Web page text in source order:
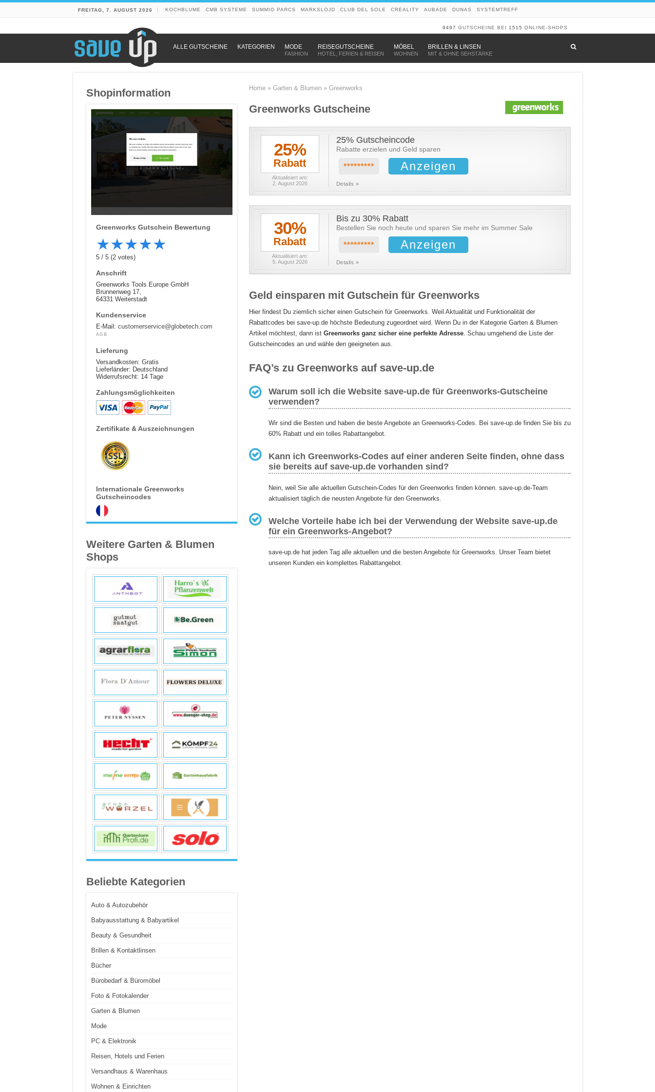
FREITAG, 7. AUGUST 2026 KOCHBLUME CMB SYSTEME SUMMIO PARCS MARKSLOJD CLUB DEL SOLE CREALITY AUBADE DUNAS SYSTEMTREFF
9497 GUTSCHEINE BEI 1515 ONLINE-SHOPS
ALLE GUTSCHEINE KATEGORIEN MODE–
FASHION
REISEGUTSCHEINE–
HOTEL, FERIEN & REISEN
MÖBEL –
WOHNEN
BRILLEN & LINSEN
MIT & OHNE SEHSTÄRKE
Home» Garten & Blumen» Greenworks
Greenworks Gutscheine
25%
Rabatt
Aktualisiert am:
2. August 2026
25% Gutscheincode
Rabatte erzielen und Geld sparen
********* Anzeigen
Details »
30%
Rabatt
Aktualisiert am:
5. August 2026
Bis zu 30% Rabatt
Bestellen Sie noch heute und sparen Sie mehr im Summer Sale
********* Anzeigen
Details »
Geld einsparen mit Gutschein für Greenworks
Hier findest Du ziemlich sicher einen Gutschein für Greenworks. Weil Aktualität und Funktionalität der
Rabattcodes bei save-up.de höchste Bedeutung zugeordnet wird. Wenn Du in der Kategorie Garten & Blumen
Artikel möchtest, dann ist Greenworks ganz sicher eine perfekte Adresse. Schau umgehend die Liste der
Gutscheincodes an und wähle den geeigneten aus.
FAQ’s zu Greenworks auf save-up.de
Warum soll ich die Website save-up.de für Greenworks-Gutscheine
verwenden?
Wir sind die Besten und haben die beste Angebote an Greenworks-Codes. Bei save-up.de finden Sie bis zu
60% Rabatt und ein tolles Rabattangebot.
Kann ich Greenworks-Codes auf einer anderen Seite finden, ohne dass
sie bereits auf save-up.de vorhanden sind?
Nein, weil Sie alle aktuellen Gutschein-Codes für den Greenworks finden können. save-up.de-Team
aktualisiert täglich die neusten Angebote für den Greenworks.
Welche Vorteile habe ich bei der Verwendung der Website save-up.de
für ein Greenworks-Angebot?
save-up.de hat jeden Tag alle aktuellen und die besten Angebote für Greenworks. Unser Team bietet
unseren Kunden ein komplettes Rabattangebot.
Shopinformation
Greenworks Gutschein Bewertung
★★★★★
5 / 5(2votes)
Anschrift
Greenworks Tools Europe GmbH
Brunnenweg 17,
64331 Weiterstadt
Kundenservice
E-Mail: customerservice@globetech.com
AGB
Lieferung
Versandkosten: Gratis
Lieferländer: Deutschland
Widerrufsrecht: 14 Tage
Zahlungsmöglichkeiten
Zertifikate & Auszeichnungen
Internationale Greenworks
Gutscheincodes
Weitere Garten & Blumen
Shops
Beliebte Kategorien
Auto & Autozubehör
Babyausstattung & Babyartikel
Beauty & Gesundheit
Brillen & Kontaktlinsen
Bücher
Bürobedarf & Büromöbel
Foto & Fotokalender
Garten & Blumen
Mode
PC & Elektronik
Reisen, Hotels und Ferien
Versandhaus & Warenhaus
Wohnen & Einrichten